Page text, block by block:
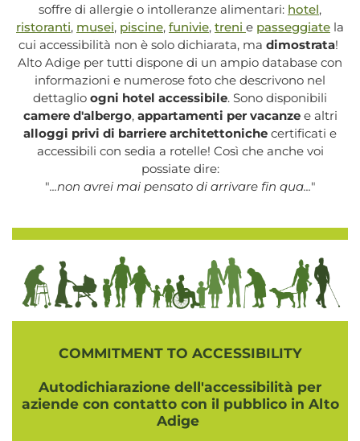
soffre di allergie o intolleranze alimentari: hotel,
ristoranti, musei, piscine, funivie, treni e passeggiate la
cui accessibilità non è solo dichiarata, ma dimostrata!
Alto Adige per tutti dispone di un ampio database con
informazioni e numerose foto che descrivono nel
dettaglio ogni hotel accessibile. Sono disponibili
camere d'albergo, appartamenti per vacanzee altri
alloggi privi di barriere architettoniche certificati e
accessibili con sedia a rotelle! Così che anche voi
possiate dire:
"...non avrei mai pensato di arrivare fin qua..."
COMMITMENT TO ACCESSIBILITY
Autodichiarazione dell'accessibilità per
aziende con contatto con il pubblico in Alto
Adige